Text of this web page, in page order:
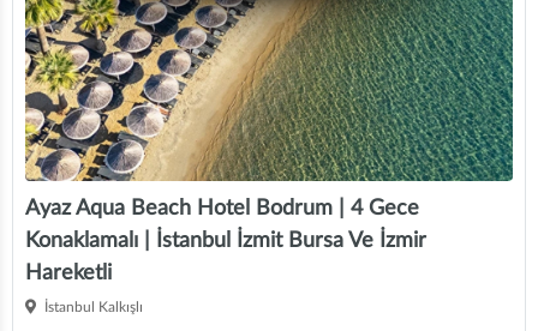
Ayaz Aqua Beach Hotel Bodrum | 4 Gece
Konaklamalı | İstanbul İzmit Bursa Ve İzmir
Hareketli
İstanbul Kalkışlı